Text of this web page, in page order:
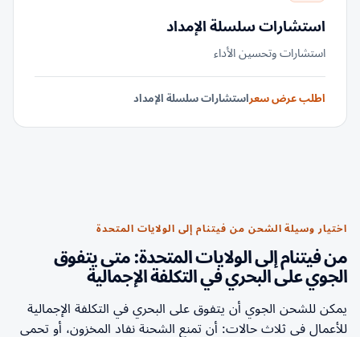
استشارات سلسلة الإمداد
استشارات وتحسين الأداء
اطلب عرض سعراستشارات سلسلة الإمداد
اختيار وسيلة الشحن من فيتنام إلى الولايات المتحدة
من فيتنام إلى الولايات المتحدة: متى يتفوق
الجوي على البحري في التكلفة الإجمالية
يمكن للشحن الجوي أن يتفوق على البحري في التكلفة الإجمالية
للأعمال في ثلاث حالات: أن تمنع الشحنة نفاد المخزون، أو تحمي